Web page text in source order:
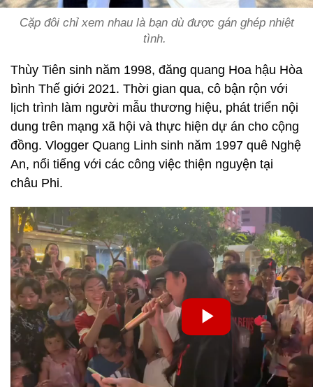
Cặp đôi chỉ xem nhau là bạn dù được gán ghép nhiệt
tình.
Thùy Tiên sinh năm 1998, đăng quang Hoa hậu Hòa
bình Thế giới 2021. Thời gian qua, cô bận rộn với
lịch trình làm người mẫu thương hiệu, phát triển nội
dung trên mạng xã hội và thực hiện dự án cho cộng
đồng. Vlogger Quang Linh sinh năm 1997 quê Nghệ
An, nổi tiếng với các công việc thiện nguyện tại
châu Phi.